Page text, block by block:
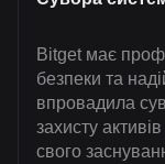
Bitget має
безпеки та
впровадила
захисту
свого